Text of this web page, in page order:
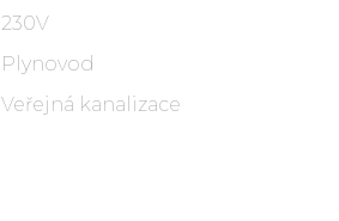
230V
Plynovod
Veřejná kanalizace